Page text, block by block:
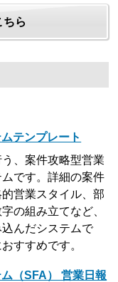
ちら
テンプレート
、案件攻略型営業
です。詳細の案件
営業スタイル、部
の組み立てなど、
んだシステムで
すすめです。
（SFA） 営業日報